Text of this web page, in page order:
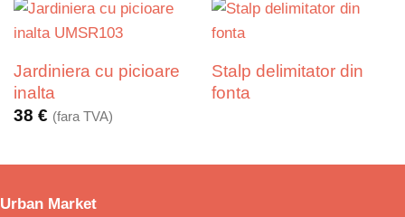
până
la
255 €
Jardiniera cu picioare
inalta
38 € (fara TVA)
Stalp delimitator din
fonta
Urban Market